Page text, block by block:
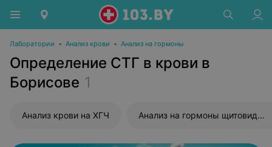
Лаборатории • Анализ крови • Анализ на гормоны
Определение СТГ в крови в
Борисове 1
Анализ крови на ХГЧ Анализ на гормоны щитовидной железы